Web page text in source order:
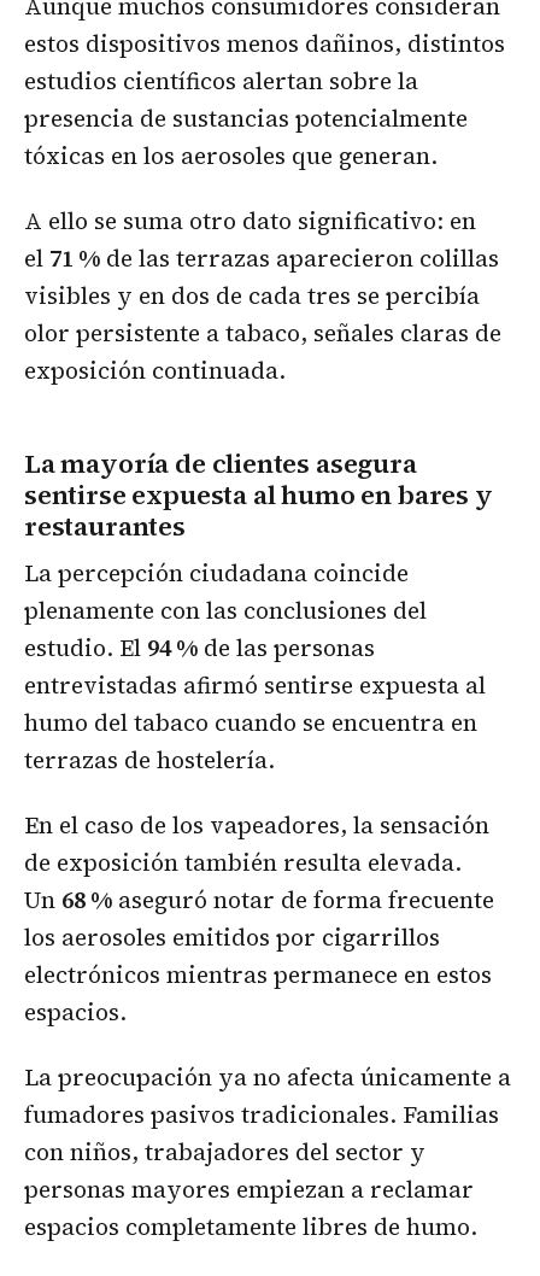
estos dispositivos menos dañinos, distintos
estudios científicos alertan sobre la
presencia de sustancias potencialmente
tóxicas en los aerosoles que generan.
A ello se suma otro dato significativo: en
el 71 % de las terrazas aparecieron colillas
visibles y en dos de cada tres se percibía
olor persistente a tabaco, señales claras de
exposición continuada.
La mayoría de clientes asegura
sentirse expuesta al humo en bares y
restaurantes
La percepción ciudadana coincide
plenamente con las conclusiones del
estudio. El 94 % de las personas
entrevistadas afirmó sentirse expuesta al
humo del tabaco cuando se encuentra en
terrazas de hostelería.
En el caso de los vapeadores, la sensación
de exposición también resulta elevada.
Un 68 % aseguró notar de forma frecuente
los aerosoles emitidos por cigarrillos
electrónicos mientras permanece en estos
espacios.
La preocupación ya no afecta únicamente a
fumadores pasivos tradicionales. Familias
con niños, trabajadores del sector y
personas mayores empiezan a reclamar
espacios completamente libres de humo.